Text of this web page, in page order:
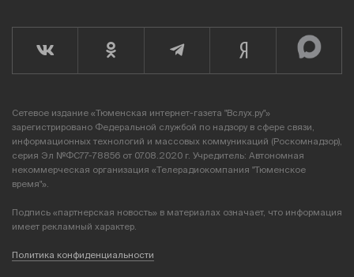
Сетевое издание «Тюменская интернет-газета "Вслух.ру"»
зарегистрировано Федеральной службой по надзору в сфере связи,
информационных технологий и массовых коммуникаций (Роскомнадзор),
серия Эл №ФС77-78856 от 07.08.2020 г. Учредитель: Автономная
некоммерческая организация «Телерадиокомпания "Тюменское
время"».
Подпись «партнерская новость» в материалах означает, что информация
имеет рекламный характер.
Политика конфиденциальности